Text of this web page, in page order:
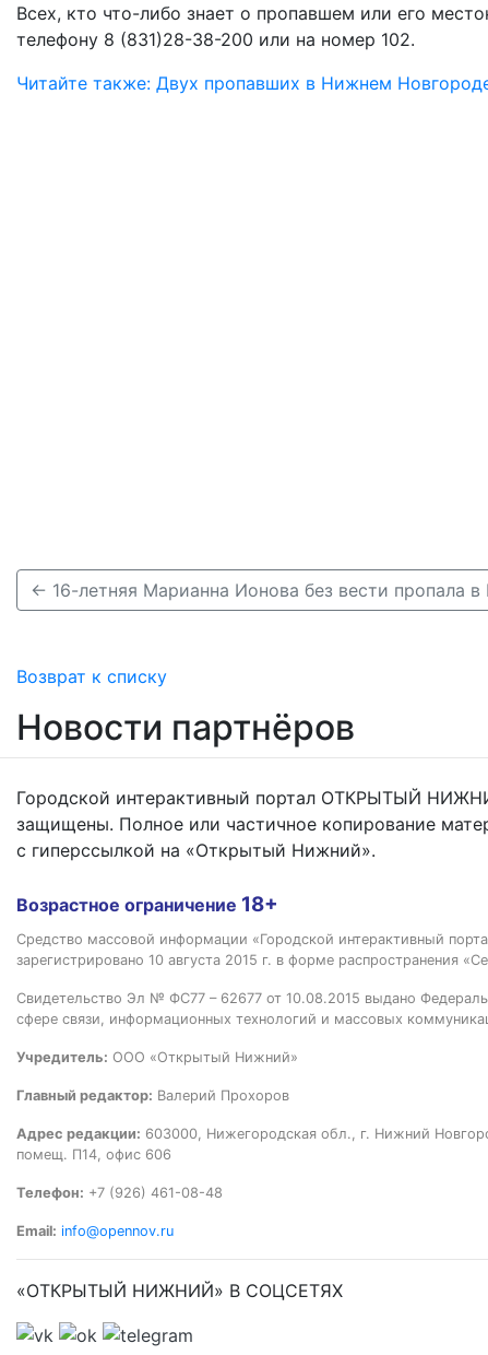
Всех, кто что-либо знает о пропавшем или его
телефону 8 (831)28-38-200 или на номер 102.
Читайте также: Двух пропавших в Нижнем
Возврат к списку
Новости партнёров
Городской интерактивный портал ОТКРЫТЫЙ
защищены. Полное или частичное копирование
с гиперссылкой на «Открытый Нижний».
Возрастное ограничение 18+
Средство массовой информации «Городской интерактивный
зарегистрировано 10 августа 2015 г. в форме распространения
Свидетельство Эл № ФС77 – 62677 от 10.08.2015 выдано
сфере связи, информационных технологий и массовых
Учредитель: ООО «Открытый Нижний»
Главный редактор: Валерий Прохоров
Адрес редакции: 603000, Нижегородская обл., г. Нижний
помещ. П14, офис 606
Телефон: +7 (926) 461-08-48
Email: info@opennov.ru
«ОТКРЫТЫЙ НИЖНИЙ» В СОЦСЕТЯХ